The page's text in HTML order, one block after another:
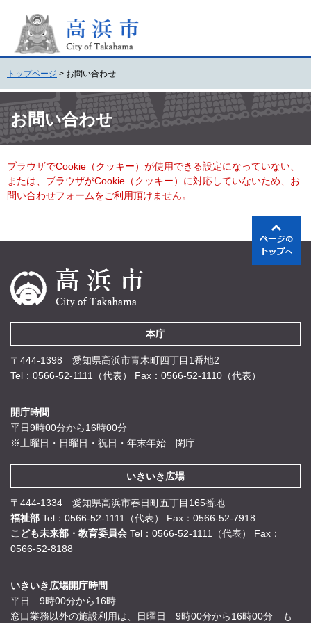
頭
で
す
。
飛
ば
し
て
本
へ
トップページ > お問い合わせ
文 お問い合わせ
ブラウザでCookie（クッキー）が使用できる設定になっていない、
または、ブラウザがCookie（クッキー）に対応していないため、お
問い合わせフォームをご利用頂けません。
本庁
〒444-1398 愛知県高浜市青木町四丁目1番地2
Tel：0566-52-1111（代表）
Fax：0566-52-1110（代表）
開庁時間
平日9時00分から16時00分
※土曜日・日曜日・祝日・年末年始 閉庁
いきいき広場
〒444-1334 愛知県高浜市春日町五丁目165番地
福祉部 Tel：0566-52-1111（代表）
Fax：0566-52-7918
こども未来部・教育委員会 Tel：0566-52-1111（代表）
Fax：
0566-52-8188
いきいき広場開庁時間
平日 9時00分から16時
窓口業務以外の施設利用は、日曜日 9時00分から16時00分 も